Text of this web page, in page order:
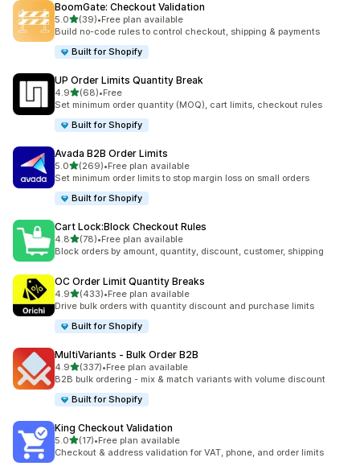
BoomGate: Checkout Validation
5.0เต็ม 5 ดาว
(39)
ทั้งหมด 39 รีวิว
•Free plan available
Build no-code rules to control checkout, shipping & payments
Built for Shopify
UP Order Limits Quantity Break
4.9เต็ม 5 ดาว
(68)
ทั้งหมด 68 รีวิว
•Free
Set minimum order quantity (MOQ), cart limits, checkout rules
Built for Shopify
Avada B2B Order Limits
5.0เต็ม 5 ดาว
(269)
ทั้งหมด 269 รีวิว
•Free plan available
Set minimum order limits to stop margin loss on small orders
Built for Shopify
Cart Lock:Block Checkout Rules
4.8เต็ม 5 ดาว
(78)
ทั้งหมด 78 รีวิว
•Free plan available
Block orders by amount, quantity, discount, customer, shipping
OC Order Limit Quantity Breaks
4.9เต็ม 5 ดาว
(433)
ทั้งหมด 433 รีวิว
•Free plan available
Drive bulk orders with quantity discount and purchase limits
Built for Shopify
MultiVariants ‑ Bulk Order B2B
4.9เต็ม 5 ดาว
(337)
ทั้งหมด 337 รีวิว
•Free plan available
B2B bulk ordering - mix & match variants with volume discount
Built for Shopify
King Checkout Validation
5.0เต็ม 5 ดาว
(17)
ทั้งหมด 17 รีวิว
•Free plan available
Checkout & address validation for VAT, phone, and order limits